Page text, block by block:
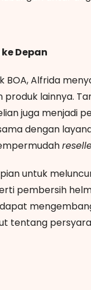
Depan
BOA, Alfrida
lainnya.
juga menjadi
dengan
untuk
pembersih
tentang